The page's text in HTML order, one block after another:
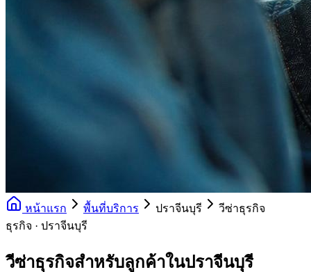
หน้าแรก พื้นที่บริการ ปราจีนบุรี
วีซ่าธุรกิจ
ธุรกิจ · ปราจีนบุรี
วีซ่าธุรกิจสำหรับลูกค้าในปราจีนบุรี